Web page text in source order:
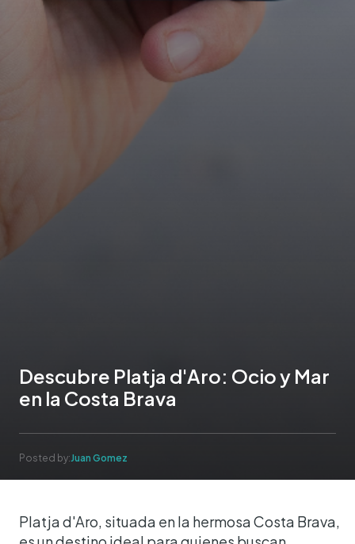
Descubre Platja d'Aro: Ocio y Mar
en la Costa Brava
Posted by:Juan Gomez
Platja d'Aro, situada en la hermosa Costa Brava,